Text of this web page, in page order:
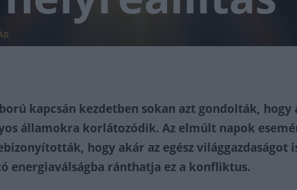
kapcsán kezdetben sokan azt gondolták, hogy
államokra korlátozódik. Az elmúlt napok
hogy akár az egész világgazdaságot
energiaválságba ránthatja ez a konfliktus.